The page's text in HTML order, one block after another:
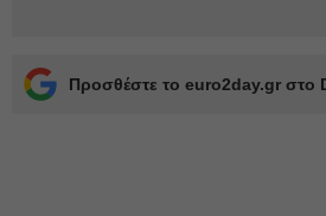
Προσθέστε το euro2day.gr στο